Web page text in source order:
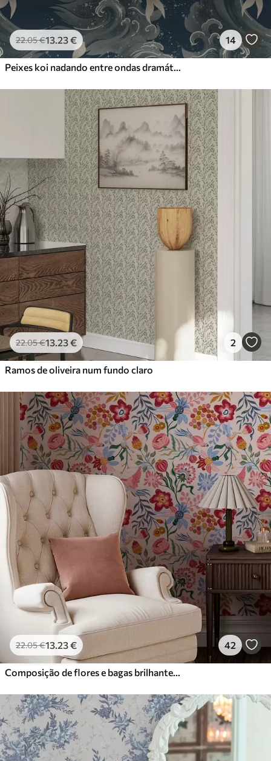
22.05€13.23€ 14
Peixes koi nadando entre ondas dramáticas do oceano
22.05€13.23€ 2
Ramos de oliveira num fundo claro
22.05€13.23€ 42
Composição de flores e bagas brilhantes com papagaios